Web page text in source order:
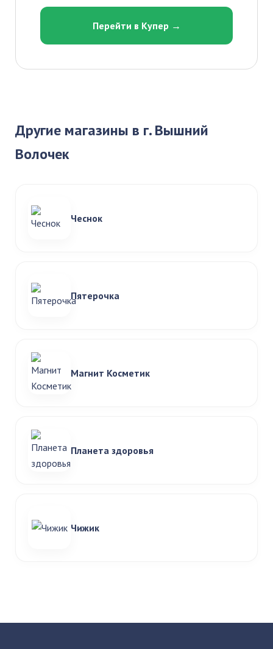
Перейти в Купер →
Другие магазины в г. Вышний
Волочек
Чеснок
Пятерочка
Магнит Косметик
Планета здоровья
Чижик